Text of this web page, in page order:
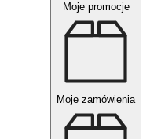
Moje promocje
Moje zamówienia